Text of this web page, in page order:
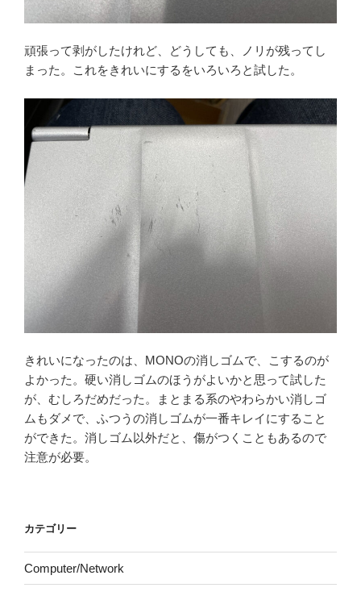
頑張って剥がしたけれど、どうしても、ノリが残ってし
まった。これをきれいにするをいろいろと試した。
きれいになったのは、MONOの消しゴムで、こするのが
よかった。硬い消しゴムのほうがよいかと思って試した
が、むしろだめだった。まとまる系のやわらかい消しゴ
ムもダメで、ふつうの消しゴムが一番キレイにすること
ができた。消しゴム以外だと、傷がつくこともあるので
注意が必要。
カテゴリー
Computer/Network